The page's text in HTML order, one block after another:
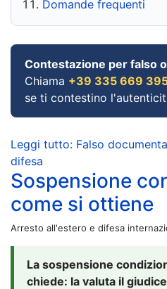
Domande frequenti
Contestazione per falso
Chiama +39 335 669
se ti contestino
Leggi tutto: Falso
difesa
Sospensione
come si ottiene
Arresto all'estero e difesa
La sospensione
chiede: la valuta il